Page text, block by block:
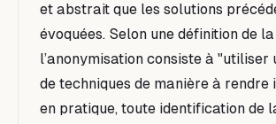
et abstrait que les solutions
évoquées. Selon une définition de
l’anonymisation consiste à "utiliser
de techniques de manière à rendre
en pratique, toute identification de